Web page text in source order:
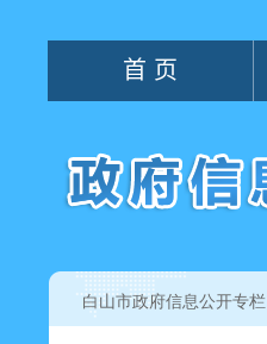
白山市政府信息公开专栏